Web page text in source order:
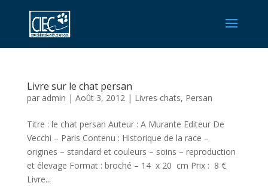
Livre sur le chat persan
par admin | Août 3, 2012| Livres chats, Persan
Titre : le chat persan Auteur : A Murante Editeur De
Vecchi – Paris Contenu : Historique de la race –
origines – standard et couleurs – soins – reproduction
et élevage Format : broché – 14 x 20 cm Prix : 8 €
Livre...